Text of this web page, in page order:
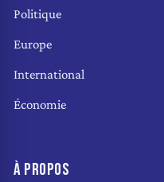
Politique
Europe
International
Économie
À PROPOS